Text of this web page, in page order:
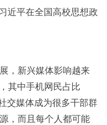
近平在全国高校思想政
，新兴媒体影响越来
其中手机网民占比
交媒体成为很多干部群
，而且每个人都可能